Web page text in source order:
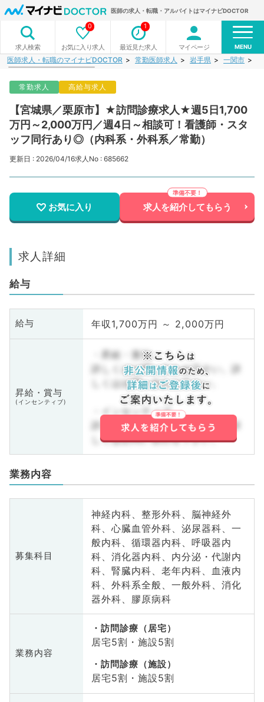
医師の求人・転職・アルバイトはマイナビDOCTOR
求人検索 お気に入り求人
0
最近見た求人
1
マイページ MENU
医師求人・転職のマイナビDOCTOR 常勤医師求人 岩手県 一関市
常勤求人 高給与求人
【宮城県／栗原市】★訪問診療求人★週5日1,700
万円～2,000万円／週4日～相談可！看護師・スタ
ッフ同行あり◎（内科系・外科系／常勤）
更新日 : 2026/04/16求人No : 685662
お気に入り 求人を紹介してもらう
求人詳細
給与
給与 年収1,700万円 ～ 2,000万円
昇給・賞与
(インセンティブ)
・昇給・賞与
詳しくはお問い合わせ下さい。詳
しくはお問い合わせ下さい。
・インセンティブ
詳しくはお問い合わせ下さい。詳
しくはお問い合わせ下さい。
業務内容
募集科目
神経内科、整形外科、脳神経外
科、心臓血管外科、泌尿器科、一
般内科、循環器内科、呼吸器内
科、消化器内科、内分泌・代謝内
科、腎臓内科、老年内科、血液内
科、外科系全般、一般外科、消化
器外科、膠原病科
業務内容
訪問診療（居宅）
居宅5割・施設5割
訪問診療（施設）
居宅5割・施設5割